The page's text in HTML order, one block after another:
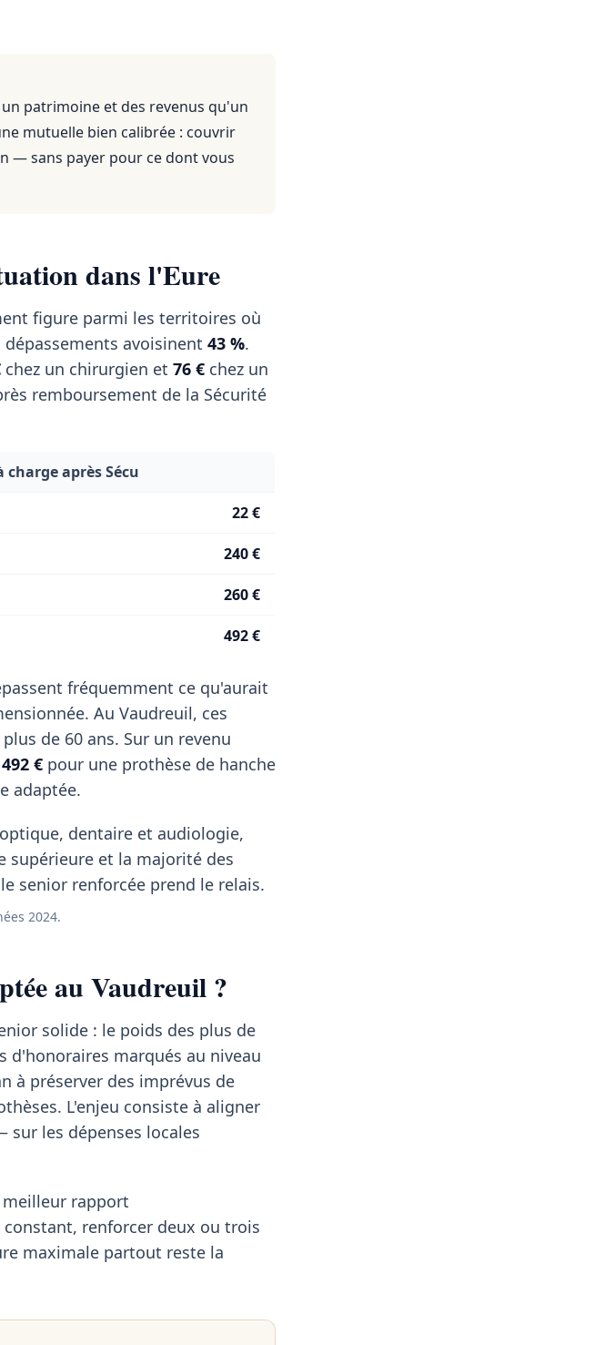
un patrimoine et des revenus qu'un
mutuelle bien calibrée : couvrir
— sans payer pour ce dont vous
dans l'Eure
figure parmi les territoires où
avoisinent 43 %.
chez un chirurgien et 76 € chez un
remboursement de la Sécurité
charge après Sécu
22 €
240 €
260 €
492 €
fréquemment ce qu'aurait
Au Vaudreuil, ces
de 60 ans. Sur un revenu
492 € pour une prothèse de hanche
adaptée.
dentaire et audiologie,
supérieure et la majorité des
senior renforcée prend le relais.
2024.
au Vaudreuil ?
solide : le poids des plus de
d'honoraires marqués au niveau
à préserver des imprévus de
L'enjeu consiste à aligner
les dépenses locales
rapport
renforcer deux ou trois
maximale partout reste la